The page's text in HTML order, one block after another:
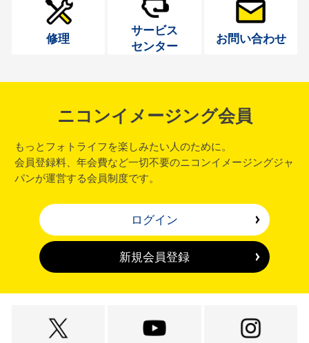
修理
サービス
センター
お問い合わせ
ニコンイメージング会員
もっとフォトライフを楽しみたい人のために。
会員登録料、年会費など一切不要のニコンイメージングジャ
パンが運営する会員制度です。
ログイン
新規会員登録